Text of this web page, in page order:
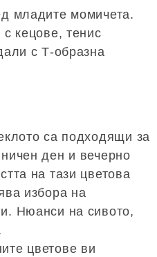
младите момичета.
кецове, тенис
с Т-образна
са подходящи за
ден и вечерно
на тази цветова
избора на
Нюанси на сивото,
цветове ви